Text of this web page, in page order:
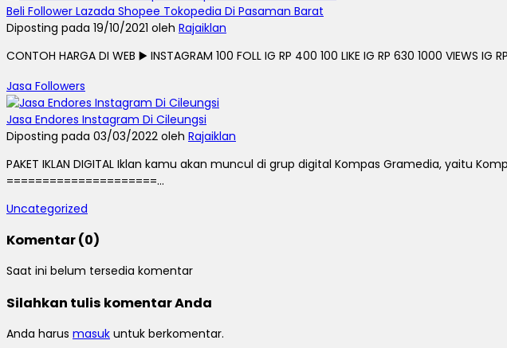
Beli Follower Lazada Shopee Tokopedia Di Pasaman Barat
Diposting pada 19/10/2021 oleh Rajaiklan
CONTOH HARGA DI WEB ▶️ INSTAGRAM 100 FOLL IG RP 400 100 LIKE IG RP 630 1000 VIEWS
Jasa Followers
Jasa Endores Instagram Di Cileungsi
Diposting pada 03/03/2022 oleh Rajaiklan
PAKET IKLAN DIGITAL Iklan kamu akan muncul di grup digital Kompas Gramedia, yaitu
=====================...
Uncategorized
Komentar (0)
Saat ini belum tersedia komentar
Silahkan tulis komentar Anda
Anda harus masuk untuk berkomentar.